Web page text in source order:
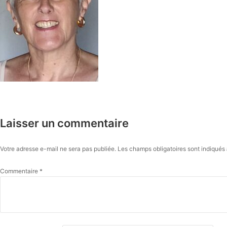
Laisser un commentaire
Votre adresse e-mail ne sera pas publiée. Les champs obligatoires sont indiqués
Commentaire *